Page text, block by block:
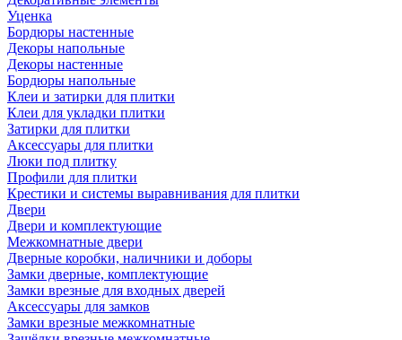
Уценка
Бордюры настенные
Декоры напольные
Декоры настенные
Бордюры напольные
Клеи и затирки для плитки
Клеи для укладки плитки
Затирки для плитки
Аксессуары для плитки
Люки под плитку
Профили для плитки
Крестики и системы выравнивания для плитки
Двери
Двери и комплектующие
Межкомнатные двери
Дверные коробки, наличники и доборы
Замки дверные, комплектующие
Замки врезные для входных дверей
Аксессуары для замков
Замки врезные межкомнатные